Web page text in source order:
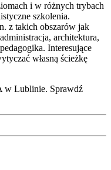
i w różnych trybach
szkolenia.
z takich obszarów jak
architektura,
Interesujące
własną ścieżkę
w Lublinie. Sprawdź